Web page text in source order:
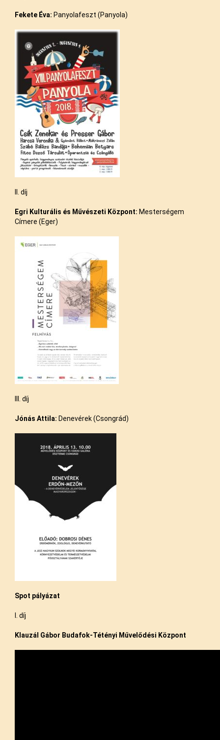
Fekete Éva: Panyolafeszt (Panyola)
II. díj
Egri Kulturális és Művészeti Központ: Mesterségem
Címere (Eger)
III. díj
Jónás Attila: Denevérek (Csongrád)
Spot pályázat
I. díj
Klauzál Gábor Budafok-Tétényi Művelődési Központ